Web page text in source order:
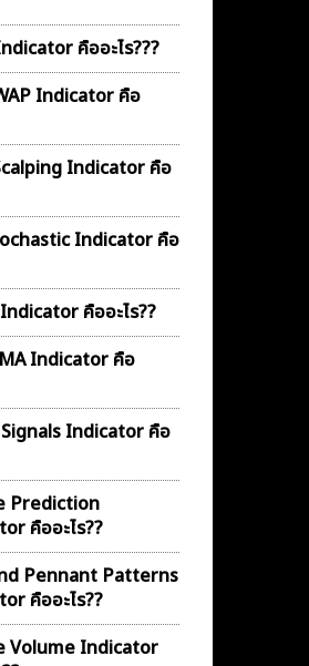
คืออะไร???
Indicator คือ
Indicator คือ
Indicator คือ
คืออะไร??
Indicator คือ
Indicator คือ
Prediction
คืออะไร??
Pennant Patterns
คืออะไร??
Volume Indicator